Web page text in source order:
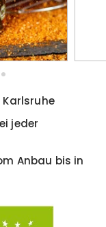
jeder
Anbau bis in